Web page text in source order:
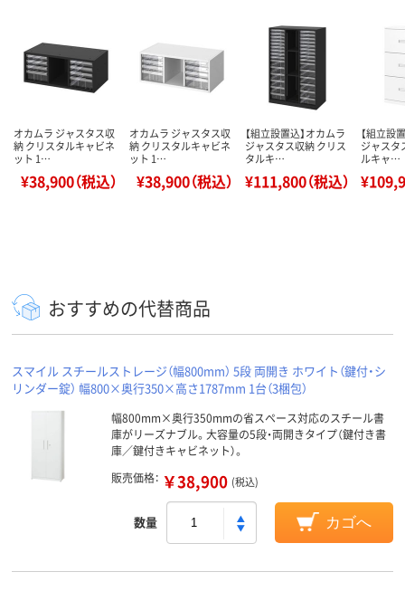
オカムラ ジャスタス収
納 クリスタルキャビネ
ット 1…
¥38,900（税込）
オカムラ ジャスタス収
納 クリスタルキャビネ
ット 1…
¥38,900（税込）
【組立設置込】オカムラ
ジャスタス収納 クリス
タルキ…
¥111,800（税込）
【組立設
ジャスタ
ルキャ…
おすすめの代替商品
スマイル スチールストレージ（幅800mm） 5段 両開き ホワイト（鍵付・シ
リンダー錠） 幅800×奥行350×高さ1787mm 1台（3梱包）
幅800mm×奥行350mmの省スペース対応のスチール書
庫がリーズナブル。大容量の5段・両開きタイプ（鍵付き書
庫／鍵付きキャビネット）。
販売価格： ￥38,900 (税込)
数量 カゴへ